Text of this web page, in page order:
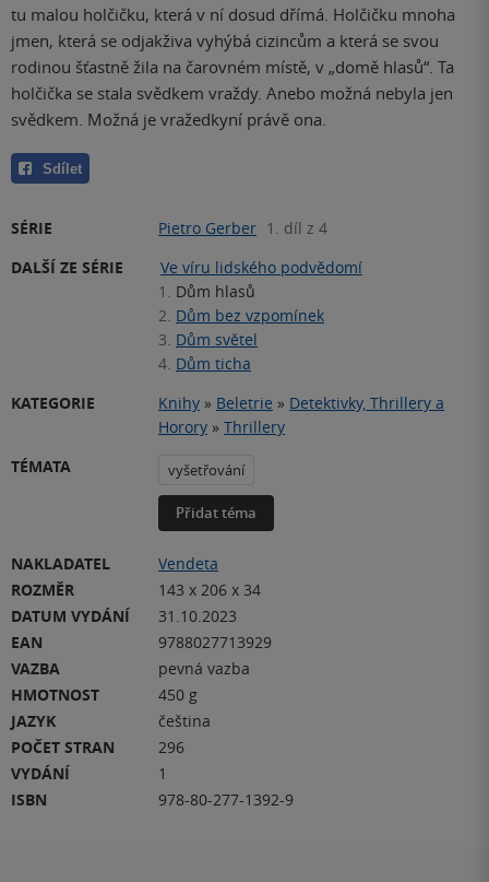
tu malou holčičku, která v ní dosud dřímá. Holčičku mnoha
jmen, která se odjakživa vyhýbá cizincům a která se svou
rodinou šťastně žila na čarovném místě, v „domě hlasů“. Ta
holčička se stala svědkem vraždy. Anebo možná nebyla jen
svědkem. Možná je vražedkyní právě ona.
Sdílet
SÉRIE Pietro Gerber 1. díl z 4
DALŠÍ ZE SÉRIE
Ve víru lidského podvědomí
1. Dům hlasů
2. Dům bez vzpomínek
3. Dům světel
4. Dům ticha
KATEGORIE
Knihy » Beletrie » Detektivky, Thrillery a
Horory » Thrillery
TÉMATA
vyšetřování
Přidat téma
NAKLADATEL
Vendeta
ROZMĚR
143 x 206 x 34
DATUM VYDÁNÍ
31.10.2023
EAN
9788027713929
VAZBA
pevná vazba
HMOTNOST
450 g
JAZYK
čeština
POČET STRAN
296
VYDÁNÍ
1
ISBN
978-80-277-1392-9